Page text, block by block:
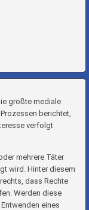
größte mediale
berichtet,
verfolgt
mehrere Täter
wird. Hinter diesem
dass Rechte
Werden diese
eines